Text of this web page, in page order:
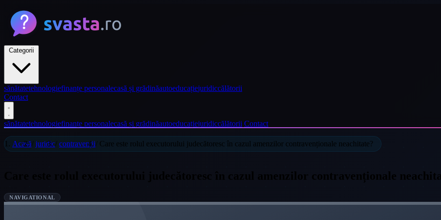
sănătatetehnologiefinanțe personalecasă și grădinăautoeducațiejuridiccălătorii
Contact
sănătatetehnologiefinanțe personalecasă și grădinăautoeducațiejuridiccălătorii Contact
Acasă/ juridic/ contravenții/ Care este rolul executorului judecătoresc în cazul amenzilor contravenționale neachitate?
Care este rolul executorului judecătoresc în cazul amenzilor contravenționale
NAVIGATIONAL